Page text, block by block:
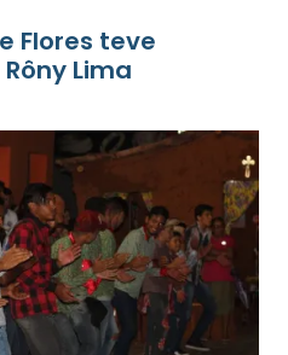
Flores teve
Lima